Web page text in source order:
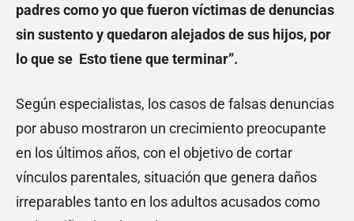
padres como yo que fueron víctimas de denuncias
sin sustento y quedaron alejados de sus hijos, por
lo que se Esto tiene que terminar”.
Según especialistas, los casos de falsas denuncias
por abuso mostraron un crecimiento preocupante
en los últimos años, con el objetivo de cortar
vínculos parentales, situación que genera daños
irreparables tanto en los adultos acusados como